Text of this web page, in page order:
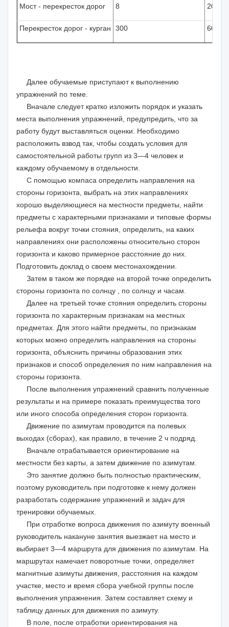
Мост - перекресток дорог 8 200
Перекресток дорог - курган 300 600
Далее обучаемые приступают к выполнению
упражнений по теме.
Вначале следует кратко изложить порядок и указать
места выполнения упражнений, предупредить, что за
работу будут выставляться оценки. Необходимо
расположить взвод так, чтобы создать условия для
самостоятельной работы групп из 3—4 человек и
каждому обучаемому в отдельности.
С помощью компаса определить направления на
стороны горизонта, выбрать на этих направлениях
хорошо выделяющиеся на местности предметы, найти
предметы с характерными признаками и типовые формы
рельефа вокруг точки стояния, определить, на каких
направлениях они расположены относительно сторон
горизонта и каково примерное расстояние до них.
Подготовить доклад о своем местонахождении.
Затем в таком же порядке на второй точке определить
стороны горизонта по солнцу , по солнцу и часам.
Далее на третьей точке стояния определить стороны
горизонта по характерным признакам на местных
предметах. Для этого найти предметы, по признакам
которых можно определить направления на стороны
горизонта, объяснить причины образования этих
признаков и способ определения по ним направления на
стороны горизонта.
После выполнения упражнений сравнить полученные
результаты и на примере показать преимущества того
или иного способа определения сторон горизонта.
Движение по азимутам проводится па полевых
выходах (сборах), как правило, в течение 2 ч подряд.
Вначале отрабатывается ориентирование на
местности без карты, а затем движение по азимутам.
Это занятие должно быть полностью практическим,
поэтому руководитель при подготовке к нему должен
разработать содержание упражнений и задач для
тренировки обучаемых.
При отработке вопроса движения по азимуту военный
руководитель накануне занятия выезжает на место и
выбирает 3—4 маршрута для движения по азимутам. На
маршрутах намечает поворотные точки, определяет
магнитные азимуты движения, расстояния на каждом
участке, место и время сбора учебной группы после
выполнения упражнения. Затем составляет схему и
таблицу данных для движения по азимуту.
В поле, после отработки ориентирования на